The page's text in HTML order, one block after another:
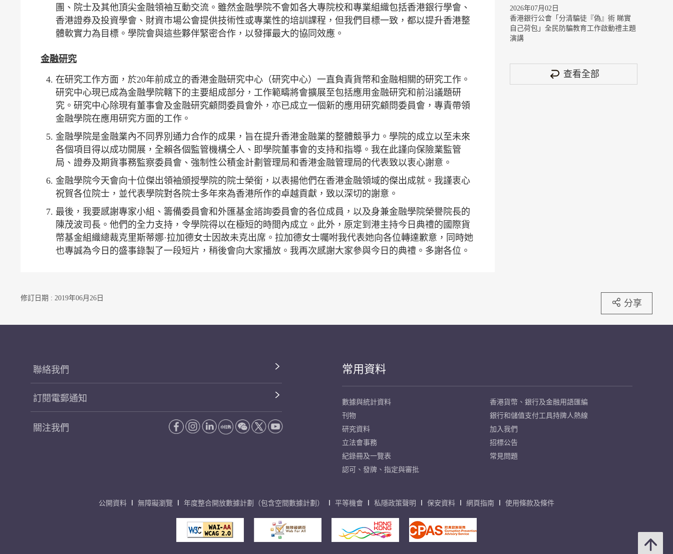
團、院士及其他頂尖金融領袖互動交流。雖然金融學院不會如各大專院校和專業組織包括香港銀行學會、
香港證券及投資學會、財資市場公會提供技術性或專業性的培訓課程，但我們目標一致，都以提升香港整
體軟實力為目標。學院會與這些夥伴緊密合作，以發揮最大的協同效應。
金融研究
在研究工作方面，於20年前成立的香港金融研究中心（研究中心）一直負責貨幣和金融相關的研究工作。
研究中心現已成為金融學院轄下的主要組成部分，工作範疇將會擴展至包括應用金融研究和前沿議題研
究。研究中心除現有董事會及金融研究顧問委員會外，亦已成立一個新的應用研究顧問委員會，專責帶領
金融學院在應用研究方面的工作。
金融學院是金融業內不同界別通力合作的成果，旨在提升香港金融業的整體競爭力。學院的成立以至未來
各個項目得以成功開展，全賴各個監管機構仝人、即學院董事會的支持和指導。我在此謹向保險業監管
局、證券及期貨事務監察委員會、強制性公積金計劃管理局和香港金融管理局的代表致以衷心謝意。
金融學院今天會向十位傑出領袖頒授學院的院士榮銜，以表揚他們在香港金融領域的傑出成就。我謹衷心
祝賀各位院士，並代表學院對各院士多年來為香港所作的卓越貢獻，致以深切的謝意。
最後，我要感謝專家小組、籌備委員會和外匯基金諮詢委員會的各位成員，以及身兼金融學院榮譽院長的
陳茂波司長。他們的全力支持，令學院得以在極短的時間內成立。此外，原定到港主持今日典禮的國際貨
幣基金組織總裁克里斯蒂娜·拉加德女士因故未克出席。拉加德女士囑咐我代表她向各位轉達歉意，同時她
也專誠為今日的盛事錄製了一段短片，稍後會向大家播放。我再次感謝大家參與今日的典禮。多謝各位。
2026年07月02日
香港銀行公會「分清騙徒『偽』術 睇實
自己荷包」全民防騙教育工作啟動禮主題
演講
查看全部
修訂日期 : 2019年06月26日 分享
聯絡我們
訂閱電郵通知
關注我們
常用資料
數據與統計資料
刊物
研究資料
立法會事務
紀錄冊及一覽表
認可、發牌、指定與審批
香港貨幣、銀行及金融用語匯編
銀行和儲值支付工具持牌人熱線
加入我們
招標公告
常見問題
公開資料 無障礙瀏覽 年度整合開放數據計劃（包含空間數據計劃） 平等機會 私隱政策聲明 保安資料 網頁指南 使用條款及條件